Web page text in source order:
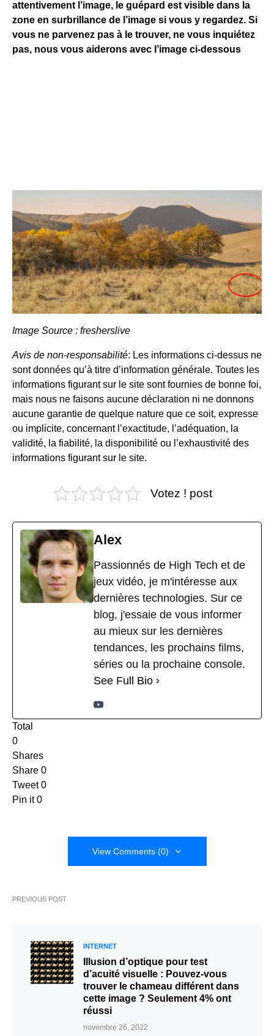
attentivement l’image, le guépard est visible dans la
zone en surbrillance de l’image si vous y regardez. Si
vous ne parvenez pas à le trouver, ne vous inquiétez
pas, nous vous aiderons avec l’image ci-dessous
Image Source : fresherslive
Avis de non-responsabilité: Les informations ci-dessus ne
sont données qu’à titre d’information générale. Toutes les
informations figurant sur le site sont fournies de bonne foi,
mais nous ne faisons aucune déclaration ni ne donnons
aucune garantie de quelque nature que ce soit, expresse
ou implicite, concernant l’exactitude, l’adéquation, la
validité, la fiabilité, la disponibilité ou l’exhaustivité des
informations figurant sur le site.
Votez ! post
Alex
Passionnés de High Tech et de
jeux vidéo, je m'intéresse aux
dernières technologies. Sur ce
blog, j'essaie de vous informer
au mieux sur les dernières
tendances, les prochains films,
séries ou la prochaine console.
See Full Bio
Total
0
Shares
Share 0
Tweet 0
Pin it 0
View Comments (0)
PREVIOUS POST
INTERNET
Illusion d’optique pour test
d’acuité visuelle : Pouvez-vous
trouver le chameau différent dans
cette image ? Seulement 4% ont
réussi
novembre 26, 2022